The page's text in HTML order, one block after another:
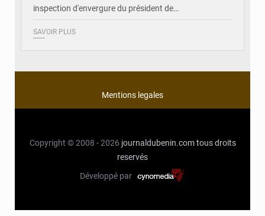
inspection d'envergure du président de…
SAVOIR PLUS
Mentions legales
Copyright © 2008 - 2026 journaldubenin.com tous droits
reservés
Développé par